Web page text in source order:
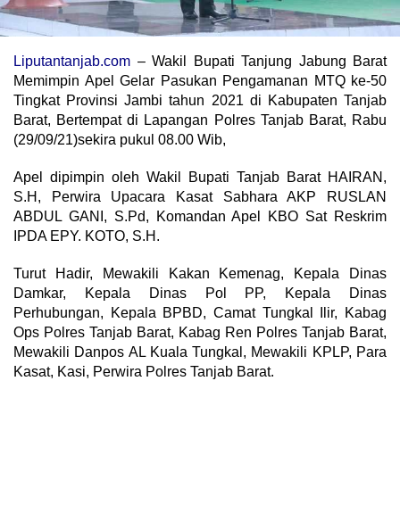
Liputantanjab.com – Wakil Bupati Tanjung Jabung Barat
Memimpin Apel Gelar Pasukan Pengamanan MTQ ke-50
Tingkat Provinsi Jambi tahun 2021 di Kabupaten Tanjab
Barat, Bertempat di Lapangan Polres Tanjab Barat, Rabu
(29/09/21)sekira pukul 08.00 Wib,
Apel dipimpin oleh Wakil Bupati Tanjab Barat HAIRAN,
S.H, Perwira Upacara Kasat Sabhara AKP RUSLAN
ABDUL GANI, S.Pd, Komandan Apel KBO Sat Reskrim
IPDA EPY. KOTO, S.H.
Turut Hadir, Mewakili Kakan Kemenag, Kepala Dinas
Damkar, Kepala Dinas Pol PP, Kepala Dinas
Perhubungan, Kepala BPBD, Camat Tungkal Ilir, Kabag
Ops Polres Tanjab Barat, Kabag Ren Polres Tanjab Barat,
Mewakili Danpos AL Kuala Tungkal, Mewakili KPLP, Para
Kasat, Kasi, Perwira Polres Tanjab Barat.